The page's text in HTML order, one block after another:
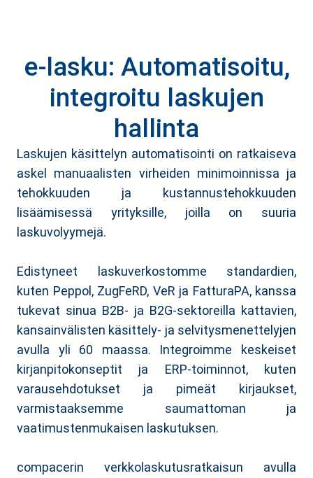
e-lasku: Automatisoitu,
integroitu laskujen
hallinta
Laskujen käsittelyn automatisointi on ratkaiseva
askel manuaalisten virheiden minimoinnissa ja
tehokkuuden ja kustannustehokkuuden
lisäämisessä yrityksille, joilla on suuria
laskuvolyymejä.
Edistyneet laskuverkostomme standardien,
kuten Peppol, ZugFeRD, VeR ja FatturaPA, kanssa
tukevat sinua B2B- ja B2G-sektoreilla kattavien,
kansainvälisten käsittely- ja selvitysmenettelyjen
avulla yli 60 maassa. Integroimme keskeiset
kirjanpitokonseptit ja ERP-toiminnot, kuten
varausehdotukset ja pimeät kirjaukset,
varmistaaksemme saumattoman ja
vaatimustenmukaisen laskutuksen.
compacerin verkkolaskutusratkaisun avulla